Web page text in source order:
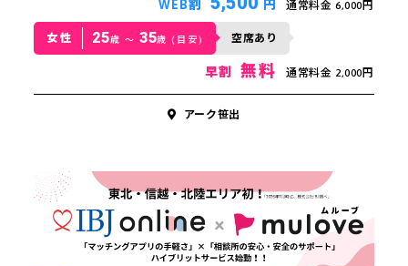
ケジュール
WEB割 円 通常料金 6,000円
女性 25歳 〜 35歳 (目安) 空席あり
早割 無料 通常料金 2,000円
アーク笹出